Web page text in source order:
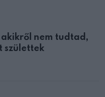
akikről nem tudtad,
születtek